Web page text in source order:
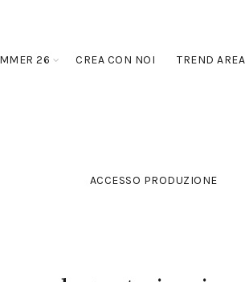
26 CREA CON NOI TREND AREA
ACCESSO PRODUZIONE